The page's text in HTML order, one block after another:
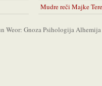
Mudre reči Majke
Weor: Gnoza Psihologija